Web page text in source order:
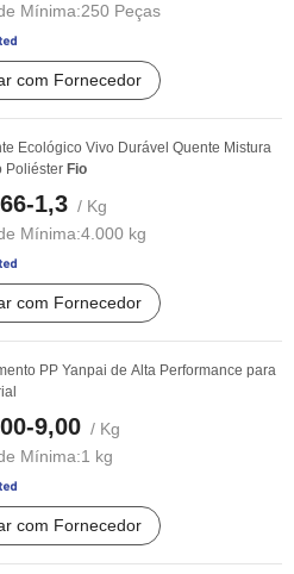
Mínima:250 Peças
com Fornecedor
Ecológico Vivo Durável Quente Mistura
Poliéster Fio
1,3 / Kg
Mínima:4.000 kg
com Fornecedor
PP Yanpai de Alta Performance para
9,00 / Kg
Mínima:1 kg
com Fornecedor